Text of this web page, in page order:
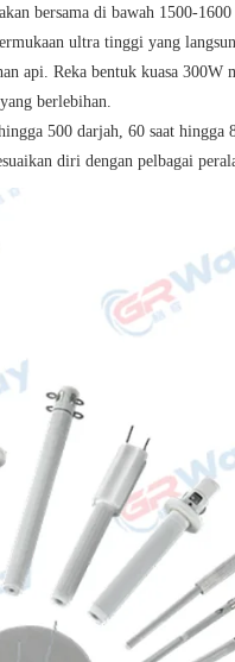
bersama di bawah 1500-
ultra tinggi yang
api. Reka bentuk kuasa 300W
berlebihan.
500 darjah, 60 saat hingga
diri dengan pelbagai